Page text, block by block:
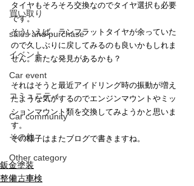
買い取り
sales and purchase
イベント
Car event
コミュニティ
Car community
その他
Other category
中古車
タイヤもそろそろ交換なのでタイヤ選択も必要
です。
そういえば、ランフラットタイヤが余っていた
ので久しぶりに戻してみるのも良いかもしれま
せん。新たな発見があるかも？
それはそうと最近アイドリング時の振動が増え
たような気がするのでエンジンマウントやミッ
ションマウント類を交換してみようかと思いま
す。
その様子はまたブログで書きますね。
鈑金塗装
整備、車検